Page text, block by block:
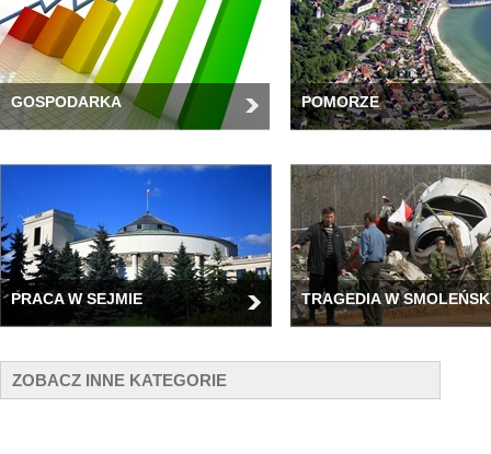
GOSPODARKA POMORZE
PRACA W SEJMIE TRAGEDIA W
ZOBACZ INNE KATEGORIE